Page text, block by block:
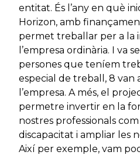
entitat. És l’any en què
Horizon, amb
permet treballar per a la
l’empresa ordinària. I va
persones que teníem
especial de treball, 8 van
l’empresa. A més, el
permetre invertir en la
nostres professionals
discapacitat i ampliar les
Així per exemple, vam